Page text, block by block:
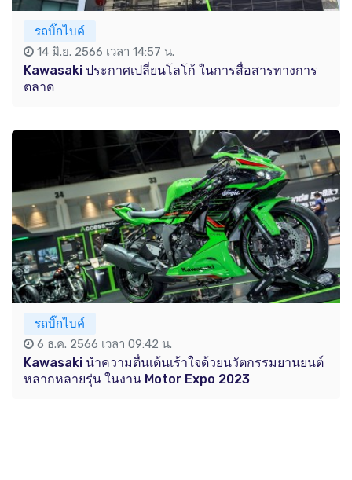
รถบิ๊กไบค์
14 มิ.ย. 2566 เวลา 14:57 น.
Kawasaki ประกาศเปลี่ยนโลโก้ ในการสื่อสารทางการ
ตลาด
รถบิ๊กไบค์
6 ธ.ค. 2566 เวลา 09:42 น.
Kawasaki นำความตื่นเต้นเร้าใจด้วยนวัตกรรมยานยนต์
หลากหลายรุ่น ในงาน Motor Expo 2023